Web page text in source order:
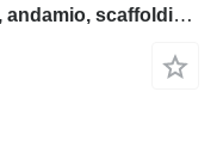
Plettac Distribution Schele, skele, andamio, scaffolding, pastoliai, tellingud